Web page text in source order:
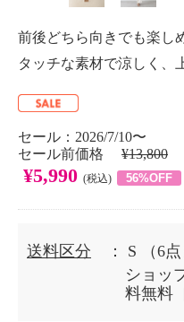
前後どちら向きでも楽し
タッチな素材で涼しく、
セール：2026/7/10〜
セール前価格 ¥13,800
¥5,990 (税込) 56%OFF
送料区分 ： S
（6
ショッ
料無料